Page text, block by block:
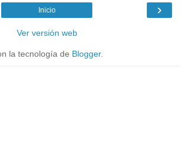
›
Inicio
Ver versión web
la tecnología de Blogger.